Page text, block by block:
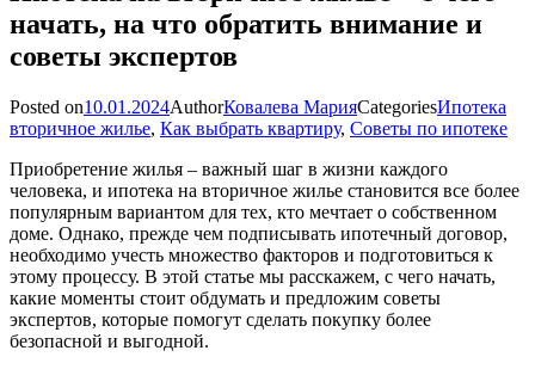
начать, на что обратить внимание и
советы экспертов
Posted on10.01.2024AuthorКовалева МарияCategoriesИпотека
вторичное жилье, Как выбрать квартиру, Советы по ипотеке
Приобретение жилья – важный шаг в жизни каждого
человека, и ипотека на вторичное жилье становится все более
популярным вариантом для тех, кто мечтает о собственном
доме. Однако, прежде чем подписывать ипотечный договор,
необходимо учесть множество факторов и подготовиться к
этому процессу. В этой статье мы расскажем, с чего начать,
какие моменты стоит обдумать и предложим советы
экспертов, которые помогут сделать покупку более
безопасной и выгодной.